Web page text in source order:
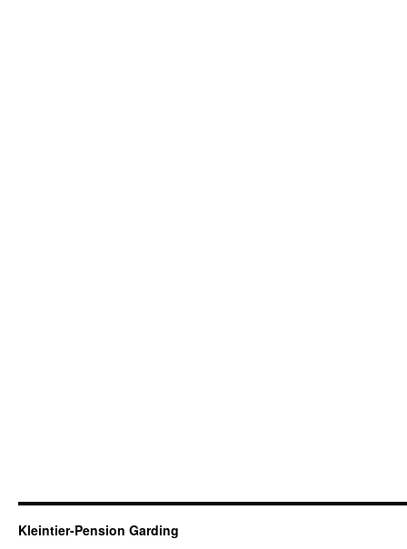
Kleintier-Pension Garding